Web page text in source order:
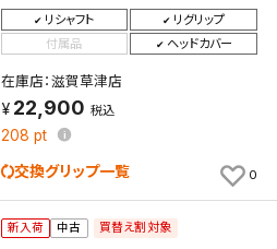
リシャフト
リグリップ
付属品
ヘッドカバー
在庫店：滋賀草津店
22,900 税込
208 pt
交換グリップ一覧 0
新入荷 中古 買替え割対象